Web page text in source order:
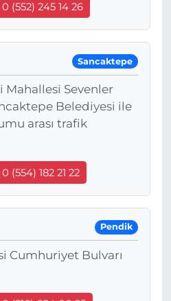
0 (552) 245 14 26
Sancaktepe
Sevenler
Belediyesi ile
arası trafik
0 (554) 182 21 22
Pendik
Cumhuriyet Bulvarı